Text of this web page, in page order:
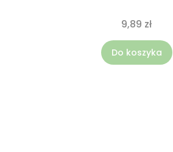
9,89 zł
Do koszyka